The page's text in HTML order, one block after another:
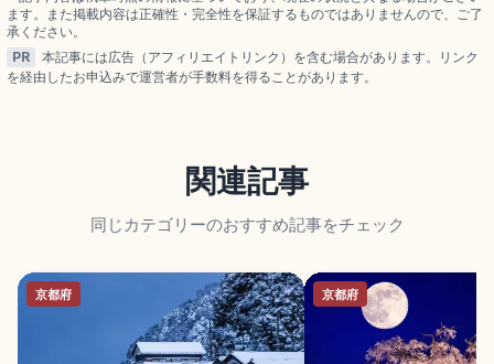
ます。また掲載内容は正確性・完全性を保証するものではありませんので、ご了
承ください。
PR
本記事には広告（アフィリエイトリンク）を含む場合があります。リンク
を経由したお申込みで運営者が手数料を得ることがあります。
関連記事
同じカテゴリーのおすすめ記事をチェック
京都府 京都府